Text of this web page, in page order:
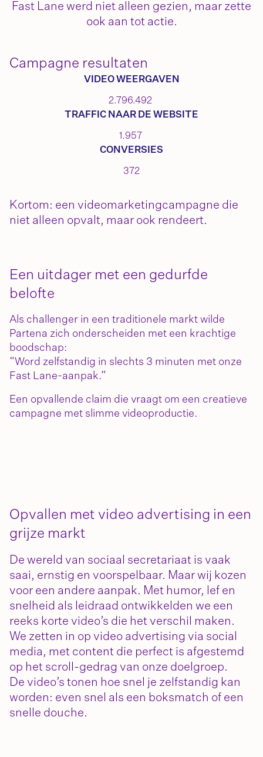
Fast Lane werd niet alleen gezien, maar zette
ook aan tot actie.
Campagne resultaten
VIDEO WEERGAVEN
2.796.492
TRAFFIC NAAR DE WEBSITE
1.957
CONVERSIES
372
Kortom: een videomarketingcampagne die
niet alleen opvalt, maar ook rendeert.
Een uitdager met een gedurfde
belofte
Als challenger in een traditionele markt wilde
Partena zich onderscheiden met een krachtige
boodschap:
“Word zelfstandig in slechts 3 minuten met onze
Fast Lane-aanpak.”
Een opvallende claim die vraagt om een creatieve
campagne met slimme videoproductie.
Opvallen met video advertising in een
grijze markt
De wereld van sociaal secretariaat is vaak
saai, ernstig en voorspelbaar. Maar wij kozen
voor een andere aanpak. Met humor, lef en
snelheid als leidraad ontwikkelden we een
reeks korte video’s die het verschil maken .
We zetten in op video advertising via social
media, met content die perfect is afgestemd
op het scroll -gedrag van onze doelgroep.
De video’s tonen hoe snel je zelfstandig kan
worden: even snel als een boksmatch of een
snelle douche.